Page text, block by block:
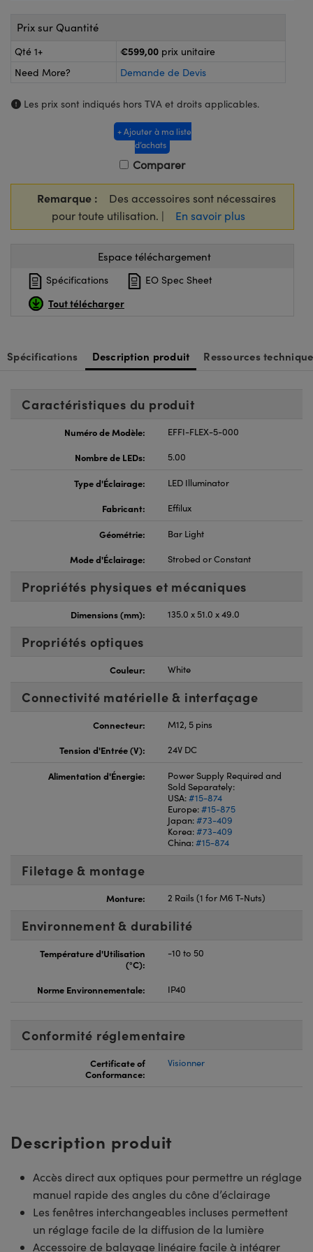
ou Coupleurs
de Poche ou à Mesure Directe
Labs™
Optiques de SCHOTT
Prix sur Quantité
Qté 1+ €599,00 prix unitaire
Need More?
Demande de Devis
Les prix sont indiqués hors TVA et droits applicables.
+ Ajouter à ma liste
d’achats
Comparer
Remarque :
Des accessoires sont nécessaires
pour toute utilisation. |
En savoir plus
Espace téléchargement
Spécifications EO Spec Sheet
Tout télécharger
Spécifications Description produit Ressources
Caractéristiques du produit
Numéro de Modèle:
EFFI-FLEX-5-000
Nombre de LEDs:
5.00
Type d'Éclairage:
LED Illuminator
Fabricant:
Effilux
Géométrie:
Bar Light
Mode d'Éclairage:
Strobed or Constant
Propriétés physiques et mécaniques
Dimensions (mm): 135.0 x 51.0 x 49.0
Propriétés optiques
Couleur: White
Connectivité matérielle & interfaçage
Connecteur:
M12, 5 pins
Tension d'Entrée (V):
24V DC
Alimentation d'Énergie:
Power Supply Required and
Sold Separately:
USA:#15-874
Europe:#15-875
Japan:#73-409
Korea:#73-409
China:#15-874
Filetage & montage
Monture: 2 Rails (1 for M6 T-Nuts)
Environnement & durabilité
Température d'Utilisation
(°C):
-10 to 50
Norme Environnementale: IP40
Conformité réglementaire
Certificate of
Conformance:
Visionner
Description produit
Accès direct aux optiques pour permettre un réglage
manuel rapide des angles du cône d’éclairage
Les fenêtres interchangeables incluses permettent
un réglage facile de la diffusion de la lumière
Accessoire de balayage linéaire facile à intégrer